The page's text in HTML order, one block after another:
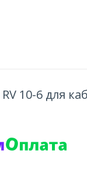
10-6 для